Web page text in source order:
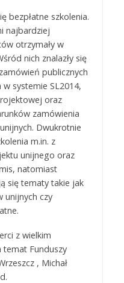
bezpłatne szkolenia.
najbardziej
otrzymały w
nich znalazły się
publicznych
systemie SL2014,
oraz
zamówienia
Dwukrotnie
m.in. z
unijnego oraz
natomiast
się tematy takie jak
unijnych czy
z wielkim
temat Funduszy
, Michał